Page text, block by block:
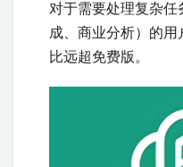
对于需要处理复杂
成、商业分析）的用
比远超免费版。